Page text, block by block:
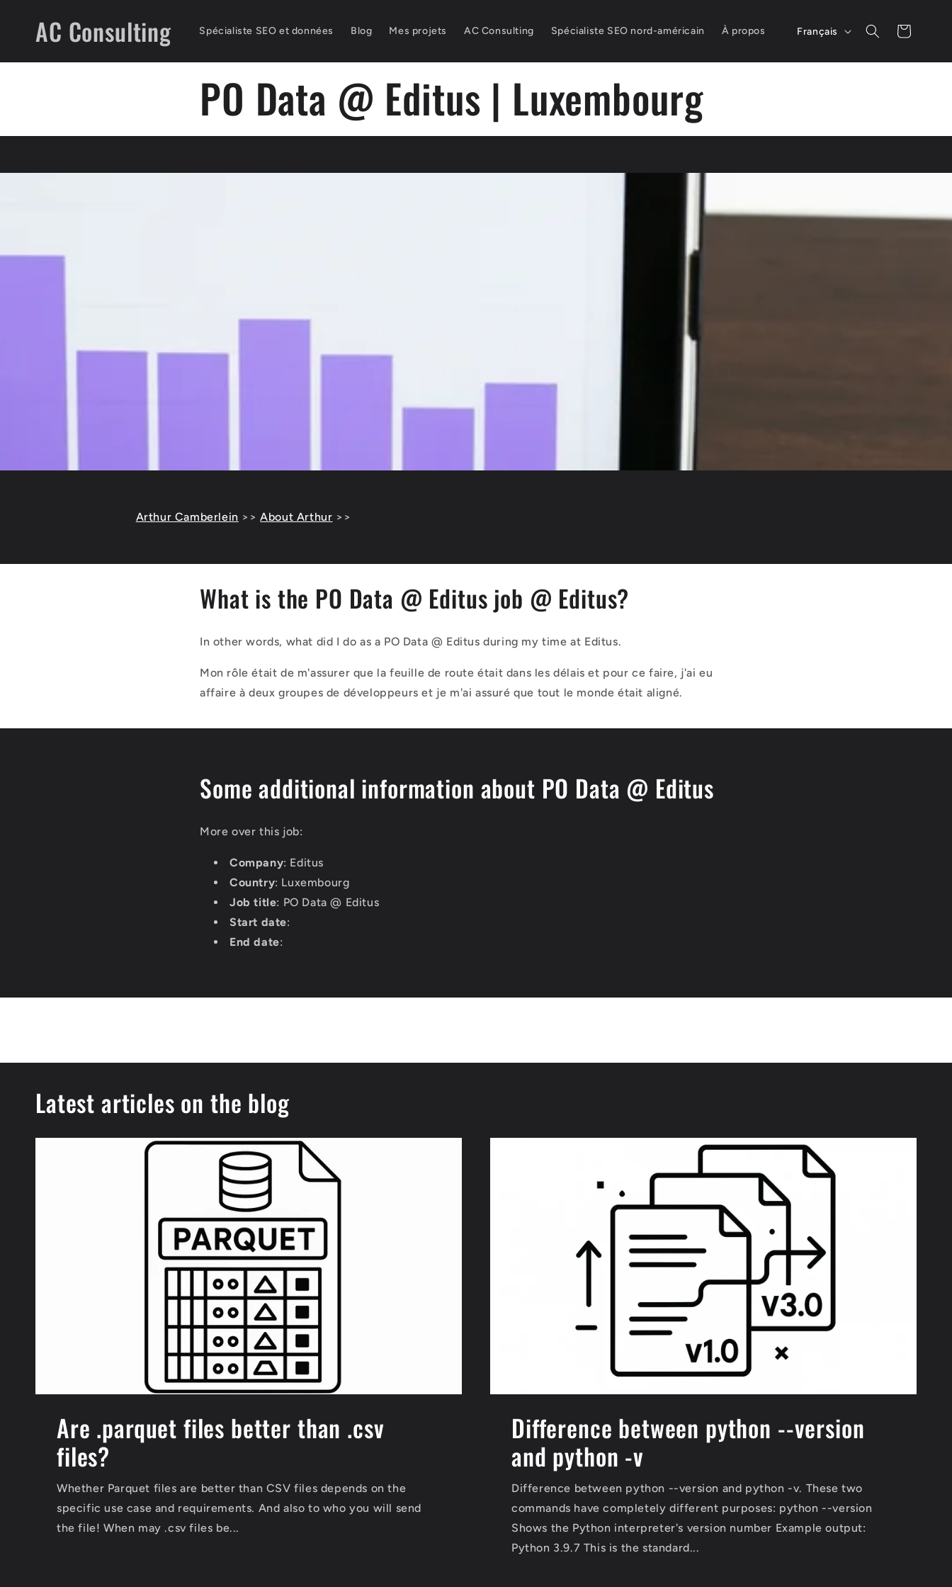
contenu
AC Consulting Spécialiste SEO et données Blog Mes projets AC Consulting Spécialiste SEO nord-américain À propos
L
a
u
e
Français Panier
PO Data @ Editus | Luxembourg
Arthur Camberlein >>About Arthur >>
What is the PO Data @ Editus job @ Editus?
In other words, what did I do as a PO Data @ Editus during my time at Editus.
Mon rôle était de m'assurer que la feuille de route était dans les délais et pour ce faire, j'ai eu
affaire à deux groupes de développeurs et je m'ai assuré que tout le monde était aligné.
Some additional information about PO Data @ Editus
More over this job:
Company: Editus
Country: Luxembourg
Job title: PO Data @ Editus
Start date:
End date:
Latest articles on the blog
Are .parquet files better than .csv
files?
Whether Parquet files are better than CSV files depends on the
specific use case and requirements. And also to who you will send
the file! When may .csv files be...
Difference between python --version
and python -v
Difference between python --version and python -v. These two
commands have completely different purposes: python --version
Shows the Python interpreter's version number Example output:
Python 3.9.7 This is the standard...